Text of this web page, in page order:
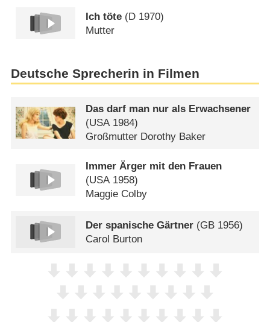
Ich töte (D 1970)
Mutter
Deutsche Sprecherin in Filmen
Das darf man nur als Erwachsener
(USA1984)
Großmutter Dorothy Baker
Immer Ärger mit den Frauen
(USA1958)
Maggie Colby
Der spanische Gärtner (GB 1956)
Carol Burton